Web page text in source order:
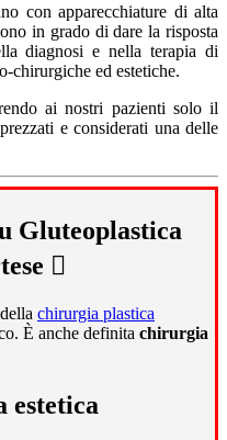
con apparecchiature di alta
in grado di dare la risposta
diagnosi e nella terapia di
chirurgiche ed estetiche.
ai nostri pazienti solo il
e considerati una delle
Gluteoplastica
chirurgia plastica
È anche definita chirurgia